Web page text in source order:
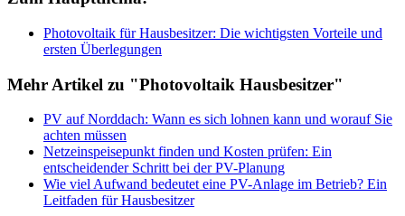
Photovoltaik für Hausbesitzer: Die wichtigsten Vorteile und
ersten Überlegungen
Mehr Artikel zu "Photovoltaik Hausbesitzer"
PV auf Norddach: Wann es sich lohnen kann und worauf Sie
achten müssen
Netzeinspeisepunkt finden und Kosten prüfen: Ein
entscheidender Schritt bei der PV-Planung
Wie viel Aufwand bedeutet eine PV-Anlage im Betrieb? Ein
Leitfaden für Hausbesitzer